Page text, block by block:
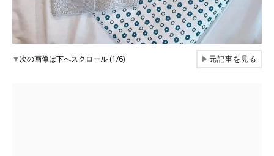
▼次の画像は下へスクロール (1/6) ▶元記事を見る